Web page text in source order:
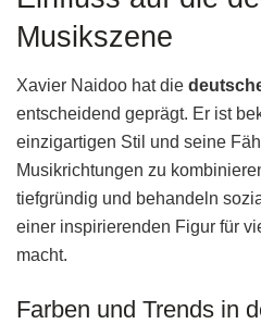
Musikszene
Xavier Naidoo hat die
entscheidend geprägt. Er ist
einzigartigen Stil und seine
Musikrichtungen zu
tiefgründig und behandeln
einer inspirierenden Figur für
macht.
Farben und Trends in